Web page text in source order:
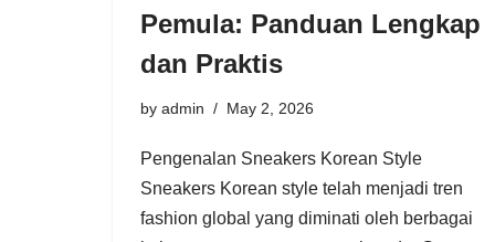
Pemula: Panduan Lengkap
dan Praktis
by admin May 2, 2026
Pengenalan Sneakers Korean Style
Sneakers Korean style telah menjadi tren
fashion global yang diminati oleh berbagai